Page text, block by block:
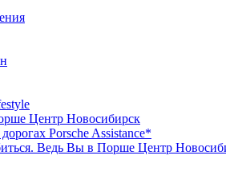
Центр Новосибирск
Porsche Assistance*
Ведь Вы в Порше Центр